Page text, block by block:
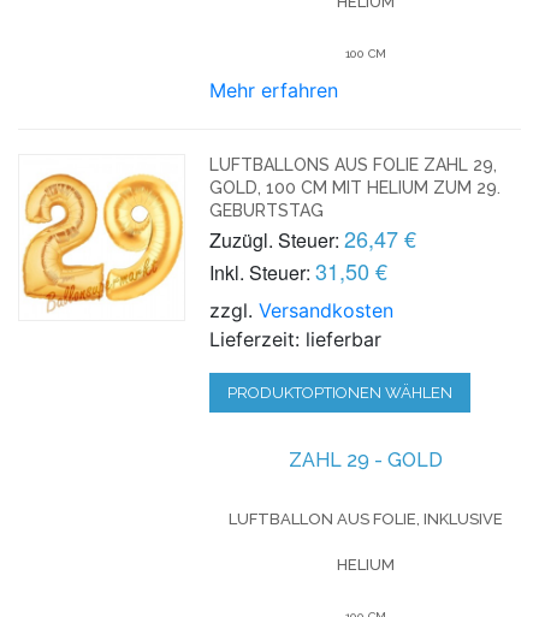
100 CM
Mehr erfahren
LUFTBALLONS AUS FOLIE ZAHL 29,
GOLD, 100 CM MIT HELIUM ZUM 29.
GEBURTSTAG
Zuzügl. Steuer: 26,47 €
Inkl. Steuer: 31,50 €
zzgl.Versandkosten
Lieferzeit: lieferbar
PRODUKTOPTIONEN WÄHLEN
ZAHL 29 - GOLD
LUFTBALLON AUS FOLIE, INKLUSIVE
HELIUM